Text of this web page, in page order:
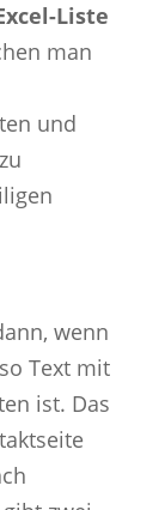
Liste
man
und
wenn
Text mit
ist. Das